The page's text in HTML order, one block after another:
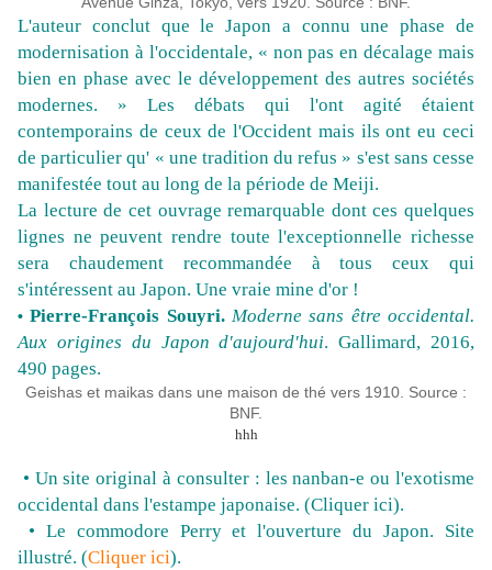
L'auteur conclut que le Japon a connu une phase de
modernisation à l'occidentale, « non pas en décalage mais
bien en phase avec le développement des autres sociétés
modernes. » Les débats qui l'ont agité étaient
contemporains de ceux de l'Occident mais ils ont eu ceci
de particulier qu' « une tradition du refus » s'est sans cesse
manifestée tout au long de la période de Meiji.
La lecture de cet ouvrage remarquable dont ces quelques
lignes ne peuvent rendre toute l'exceptionnelle richesse
sera chaudement recommandée à tous ceux qui
s'intéressent au Japon. Une vraie mine d'or !
•Pierre-François Souyri.Moderne sans être occidental.
Aux origines du Japon d'aujourd'hui. Gallimard, 2016,
490 pages.
Geishas et maikas dans une maison de thé vers 1910. Source :
BNF.
hhh
• Un site original à consulter : les nanban-e ou l'exotisme
occidental dans l'estampe japonaise. (Cliquer ici).
• Le commodore Perry et l'ouverture du Japon. Site
illustré. (Cliquer ici).